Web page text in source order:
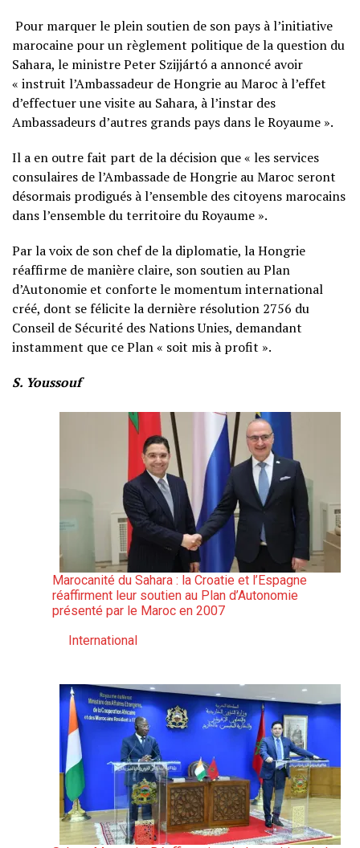
Pour marquer le plein soutien de son pays à l’initiative
marocaine pour un règlement politique de la question du
Sahara, le ministre Peter Szijjártó a annoncé avoir
« instruit l’Ambassadeur de Hongrie au Maroc à l’effet
d’effectuer une visite au Sahara, à l’instar des
Ambassadeurs d’autres grands pays dans le Royaume ».
Il a en outre fait part de la décision que « les services
consulaires de l’Ambassade de Hongrie au Maroc seront
désormais prodigués à l’ensemble des citoyens marocains
dans l’ensemble du territoire du Royaume ».
Par la voix de son chef de la diplomatie, la Hongrie
réaffirme de manière claire, son soutien au Plan
d’Autonomie et conforte le momentum international
créé, dont se félicite la dernière résolution 2756 du
Conseil de Sécurité des Nations Unies, demandant
instamment que ce Plan « soit mis à profit ».
S. Youssouf
Marocanité du Sahara : la Croatie et l’Espagne
réaffirment leur soutien au Plan d’Autonomie
présenté par le Maroc en 2007
Par rapport à
International